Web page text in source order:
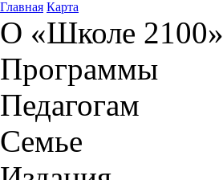
Главная Карта
О «Школе 2100»
Программы
Педагогам
Семье